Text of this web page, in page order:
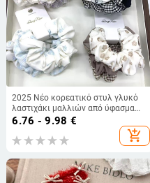
2025 Νέο κορεατικό στυλ γλυκό
λαστιχάκι μαλλιών από ύφασμα
καρό με φλοράλ σχέδιο για
6.76 - 9.98 €
add_shopping_cart